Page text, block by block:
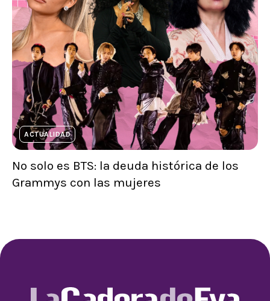
ACTUALIDAD
No solo es BTS: la deuda histórica de los
Grammys con las mujeres